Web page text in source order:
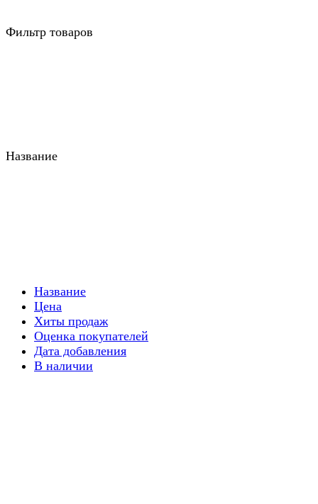
Фильтр товаров
Название
Название
Цена
Хиты продаж
Оценка покупателей
Дата добавления
В наличии